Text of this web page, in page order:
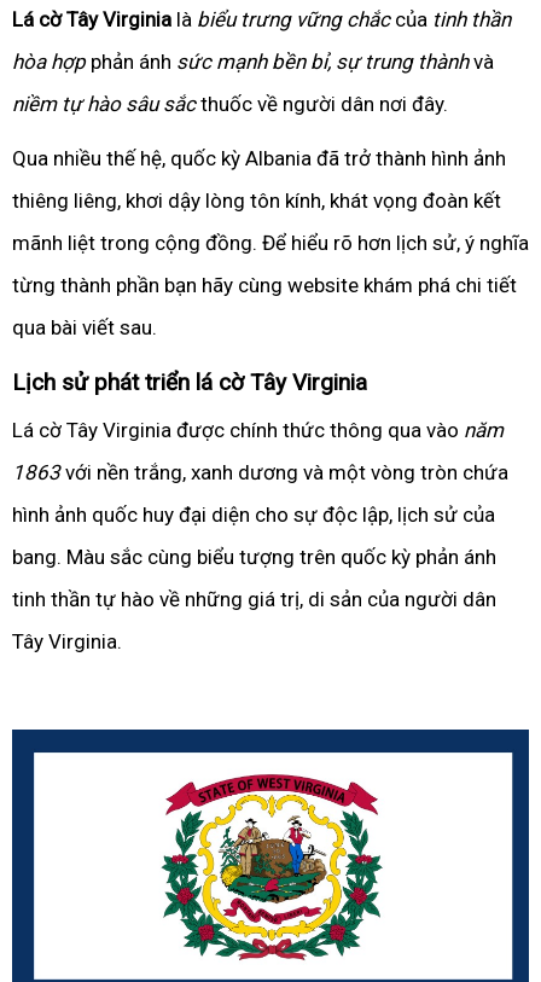
Lá cờ Tây Virginia là biểu trưng vững chắccủa tinh thần
hòa hợpphản ánh sức mạnh bền bỉ, sự trung thànhvà
niềm tự hào sâu sắcthuốc về người dân nơi đây.
Qua nhiều thế hệ, quốc kỳ Albania đã trở thành hình ảnh
thiêng liêng, khơi dậy lòng tôn kính, khát vọng đoàn kết
mãnh liệt trong cộng đồng. Để hiểu rõ hơn lịch sử, ý nghĩa
từng thành phần bạn hãy cùng website khám phá chi tiết
qua bài viết sau.
Lịch sử phát triển lá cờ Tây Virginia
Lá cờ Tây Virginia được chính thức thông qua vào năm
1863với nền trắng, xanh dương và một vòng tròn chứa
hình ảnh quốc huy đại diện cho sự độc lập, lịch sử của
bang. Màu sắc cùng biểu tượng trên quốc kỳ phản ánh
tinh thần tự hào về những giá trị, di sản của người dân
Tây Virginia.